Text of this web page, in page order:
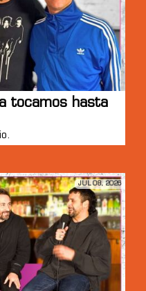
tocamos hasta
JUL 08, 2026